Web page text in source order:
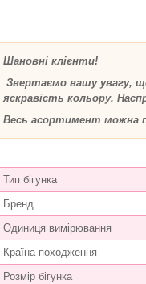
Шановні клієнти!
Звертаємо вашу увагу,
яскравість кольору.
Весь асортимент можна
Тип бігунка
Бренд
Одиниця вимірювання
Країна походження
Розмір бігунка